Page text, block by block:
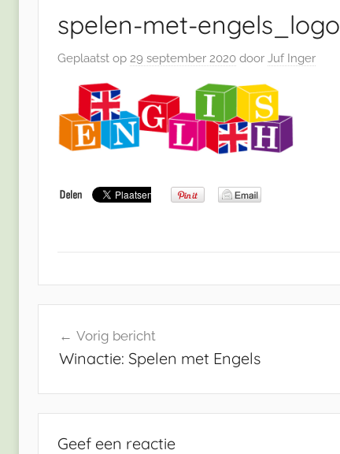
spelen-met-engels_logo
Geplaatst op 29 september 2020 door Juf Inger
navigatie
Vorig bericht
Winactie: Spelen met Engels
Geef een reactie